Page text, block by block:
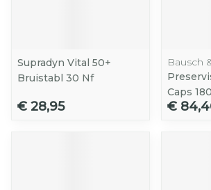
Supradyn Vital 50+
Bruistabl 30 Nf
€ 28,95
Bausch
Caps 180
€